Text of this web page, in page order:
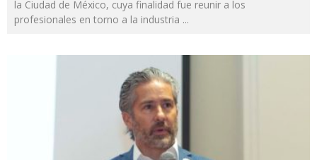
la Ciudad de México, cuya finalidad fue reunir a los
profesionales en torno a la industria ...